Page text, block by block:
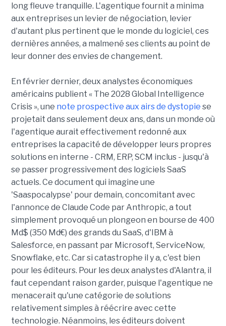
long fleuve tranquille. L'agentique fournit a minima
aux entreprises un levier de négociation, levier
d'autant plus pertinent que le monde du logiciel, ces
dernières années, a malmené ses clients au point de
leur donner des envies de changement.
En février dernier, deux analystes économiques
américains publient « The 2028 Global Intelligence
Crisis », une note prospective aux airs de dystopie se
projetait dans seulement deux ans, dans un monde où
l'agentique aurait effectivement redonné aux
entreprises la capacité de développer leurs propres
solutions en interne - CRM, ERP, SCM inclus - jusqu'à
se passer progressivement des logiciels SaaS
actuels. Ce document qui imagine une
'Saaspocalypse' pour demain, concomitant avec
l'annonce de Claude Code par Anthropic, a tout
simplement provoqué un plongeon en bourse de 400
Md$ (350 Md€) des grands du SaaS, d'IBM à
Salesforce, en passant par Microsoft, ServiceNow,
Snowflake, etc. Car si catastrophe il y a, c'est bien
pour les éditeurs. Pour les deux analystes d'Alantra, il
faut cependant raison garder, puisque l'agentique ne
menacerait qu'une catégorie de solutions
relativement simples à réécrire avec cette
technologie. Néanmoins, les éditeurs doivent